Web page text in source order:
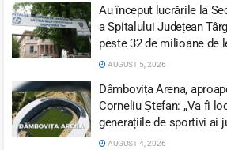
Au început lucrările la
a Spitalului Județean
peste 32 de milioane de
AUGUST 5, 2026
Dâmbovița Arena,
Corneliu Ștefan: „Va fi
generațiile de sportivi ai
AUGUST 4, 2026